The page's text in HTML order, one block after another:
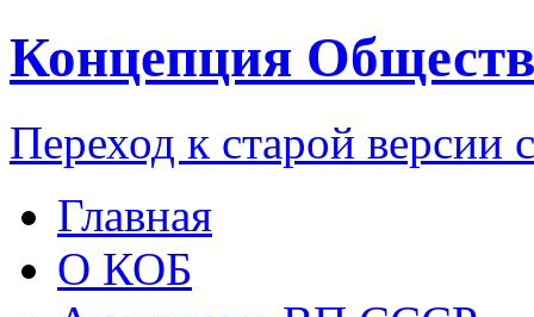
Концепция
Переход к старой версии
Главная
О КОБ